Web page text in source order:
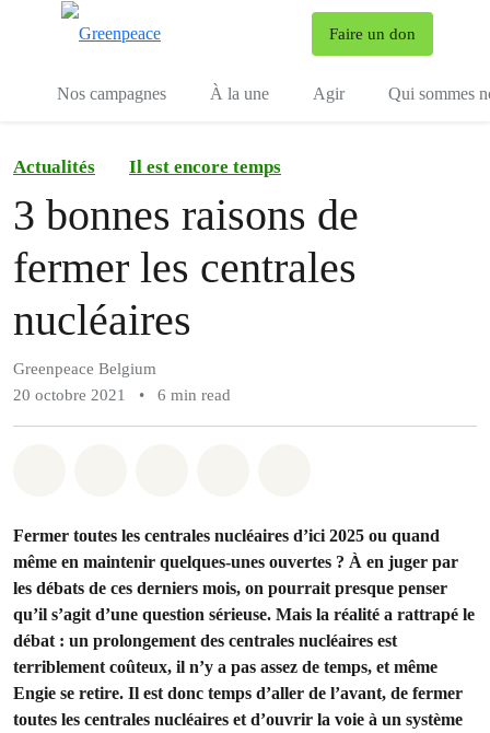
Faire un don
Nos campagnes À la une Agir Qui sommes
Actualités Il est encore temps
3 bonnes raisons de
fermer les centrales
nucléaires
Greenpeace Belgium
20 octobre 2021
• 6 min read
Fermer toutes les centrales nucléaires d’ici 2025 ou quand
même en maintenir quelques-unes ouvertes ? À en juger par
les débats de ces derniers mois, on pourrait presque penser
qu’il s’agit d’une question sérieuse. Mais la réalité a rattrapé le
débat : un prolongement des centrales nucléaires est
terriblement coûteux, il n’y a pas assez de temps, et même
Engie se retire. Il est donc temps d’aller de l’avant, de fermer
toutes les centrales nucléaires et d’ouvrir la voie à un système